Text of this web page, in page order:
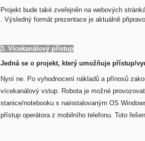
Projekt bude také zveřejněn na webových
. Výsledný formát prezentace je aktuálně
3. Vícekanálový přístup
Jedná se o projekt, který umožňuje přístup/
Nyní ne. Po vyhodnocení nákladů a přínosů
vícekanálový vstup. Robota je možné
stanice/notebooku s nainstalovaným OS
přístup operátora z mobilního telefonu. Toto